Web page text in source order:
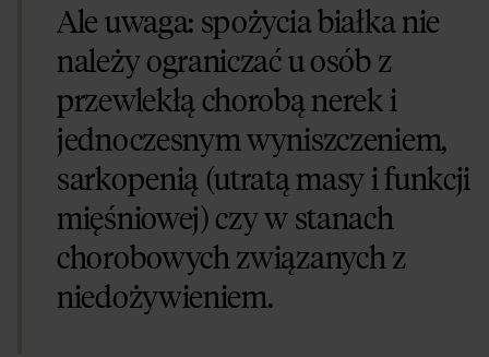
Ale uwaga: spożycia białka nie
należy ograniczać u osób z
przewlekłą chorobą nerek i
jednoczesnym wyniszczeniem,
sarkopenią (utratą masy i funkcji
mięśniowej) czy w stanach
chorobowych związanych z
niedożywieniem.